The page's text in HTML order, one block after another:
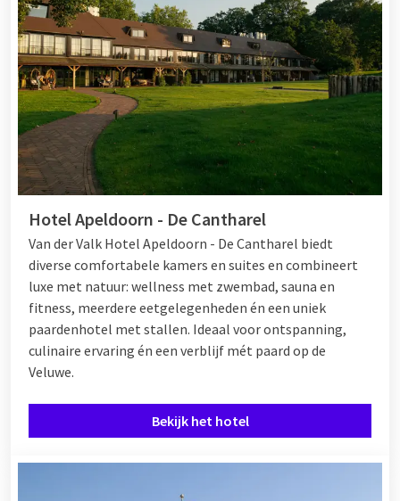
Hotel Apeldoorn - De Cantharel
Van der Valk Hotel Apeldoorn - De Cantharel biedt
diverse comfortabele kamers en suites en combineert
luxe met natuur: wellness met zwembad, sauna en
fitness, meerdere eetgelegenheden én een uniek
paardenhotel met stallen. Ideaal voor ontspanning,
culinaire ervaring én een verblijf mét paard op de
Veluwe.
Bekijk het hotel